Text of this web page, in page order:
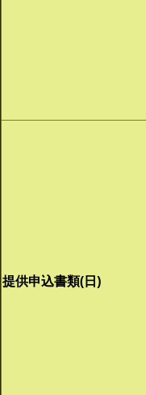
提供申込書類(日)